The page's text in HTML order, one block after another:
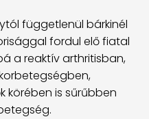
függetlenül bárkinél
fordul elő fiatal
a reaktív arthritisban,
körében is sűrűbben